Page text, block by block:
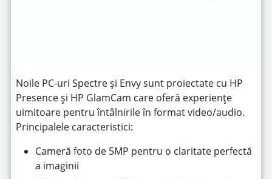
Noile PC-uri Spectre și Envy sunt proiectate cu HP
Presence și HP GlamCam care oferă experiențe
uimitoare pentru întâlnirile în format video/audio.
Principalele caracteristici:
Cameră foto de 5MP pentru o claritate perfectă
a imaginii